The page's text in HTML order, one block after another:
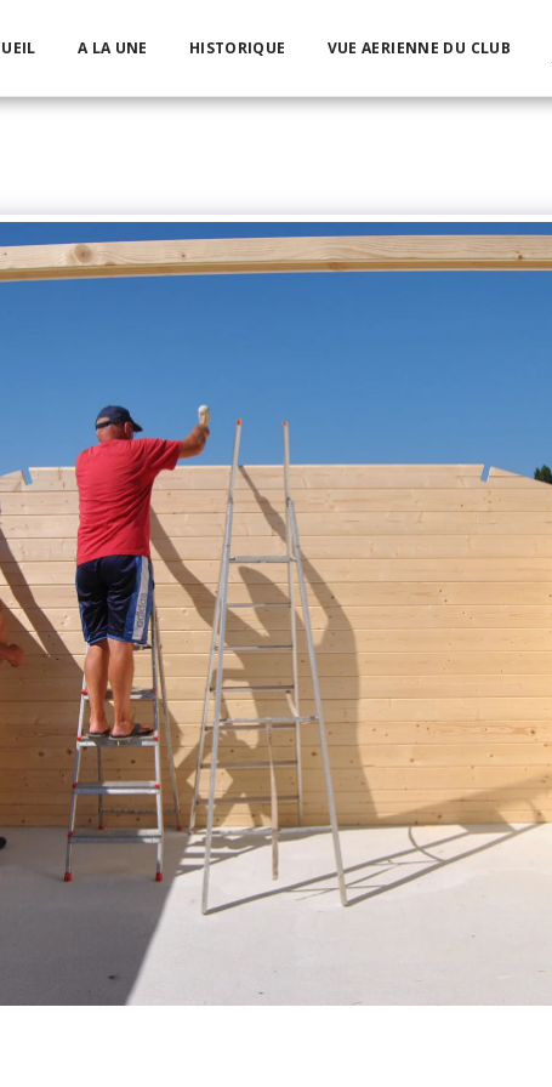
A LA UNE HISTORIQUE VUE AERIENNE DU CLUB